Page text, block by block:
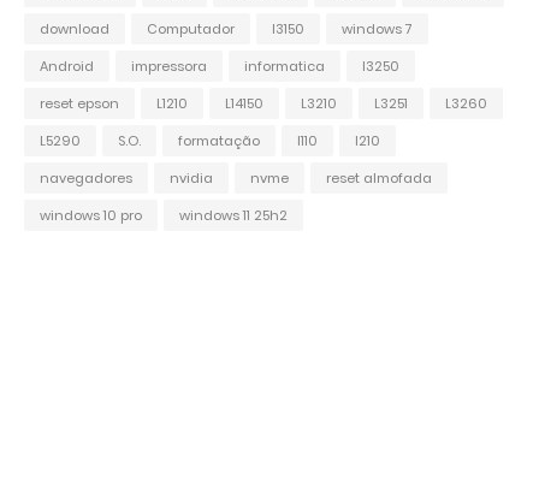
download
Computador l3150
windows 7
Android
impressora informatica
l3250
reset epson
L1210 L14150 L3210 L3251
L3260
L5290
S.O. formatação l110
l210
navegadores
nvidia nvme
reset almofada
windows 10 pro
windows 11 25h2